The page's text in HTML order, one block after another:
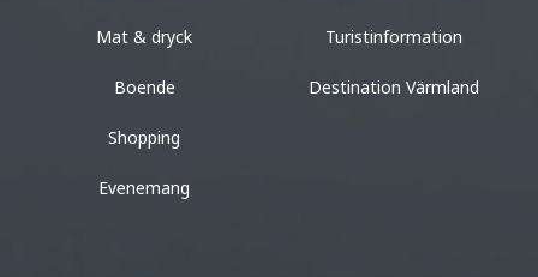
Mat & dryck
Boende
Shopping
Evenemang
Turistinformation
Destination Värmland